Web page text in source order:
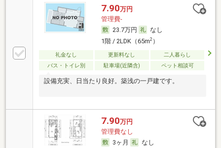
7.90万円
管理費-
23.7万円
なし
1階 / 2LDK（65m2）
礼金なし 更新料なし
二人暮らし
バス・トイレ別
駐車場(近隣含) ペット相談可
設備充実、日当たり良好。築浅の一戸建です。
7.90万円
管理費なし
3ヶ月
なし